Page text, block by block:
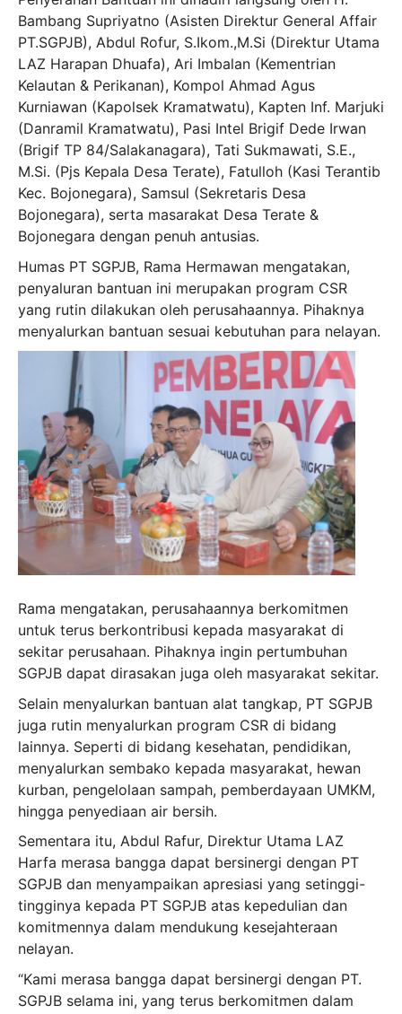
Bambang Supriyatno (Asisten Direktur General Affair
PT.SGPJB), Abdul Rofur, S.Ikom.,M.Si (Direktur Utama
LAZ Harapan Dhuafa), Ari Imbalan (Kementrian
Kelautan & Perikanan), Kompol Ahmad Agus
Kurniawan (Kapolsek Kramatwatu), Kapten Inf. Marjuki
(Danramil Kramatwatu), Pasi Intel Brigif Dede Irwan
(Brigif TP 84/Salakanagara), Tati Sukmawati, S.E.,
M.Si. (Pjs Kepala Desa Terate), Fatulloh (Kasi Terantib
Kec. Bojonegara), Samsul (Sekretaris Desa
Bojonegara), serta masarakat Desa Terate &
Bojonegara dengan penuh antusias.
Humas PT SGPJB, Rama Hermawan mengatakan,
penyaluran bantuan ini merupakan program CSR
yang rutin dilakukan oleh perusahaannya. Pihaknya
menyalurkan bantuan sesuai kebutuhan para nelayan.
Rama mengatakan, perusahaannya berkomitmen
untuk terus berkontribusi kepada masyarakat di
sekitar perusahaan. Pihaknya ingin pertumbuhan
SGPJB dapat dirasakan juga oleh masyarakat sekitar.
Selain menyalurkan bantuan alat tangkap, PT SGPJB
juga rutin menyalurkan program CSR di bidang
lainnya. Seperti di bidang kesehatan, pendidikan,
menyalurkan sembako kepada masyarakat, hewan
kurban, pengelolaan sampah, pemberdayaan UMKM,
hingga penyediaan air bersih.
Sementara itu, Abdul Rafur, Direktur Utama LAZ
Harfa merasa bangga dapat bersinergi dengan PT
SGPJB dan menyampaikan apresiasi yang setinggi-
tingginya kepada PT SGPJB atas kepedulian dan
komitmennya dalam mendukung kesejahteraan
nelayan.
“Kami merasa bangga dapat bersinergi dengan PT.
SGPJB selama ini, yang terus berkomitmen dalam